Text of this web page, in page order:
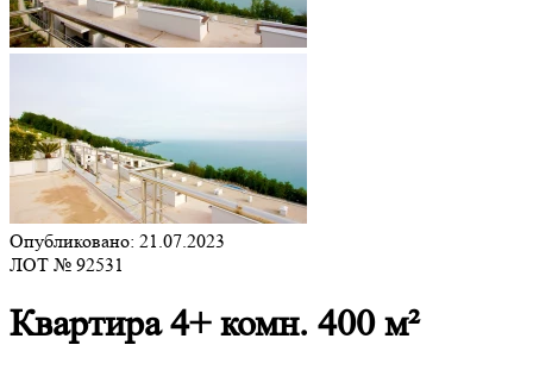
Опубликовано: 21.07.2023
ЛОТ № 92531
Квартира 4+ комн. 400 м²